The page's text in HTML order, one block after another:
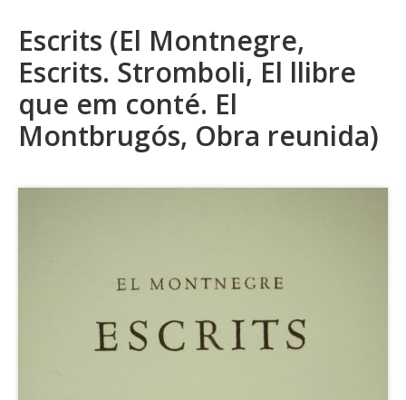
Escrits (El Montnegre,
Escrits. Stromboli, El llibre
que em conté. El
Montbrugós, Obra reunida)